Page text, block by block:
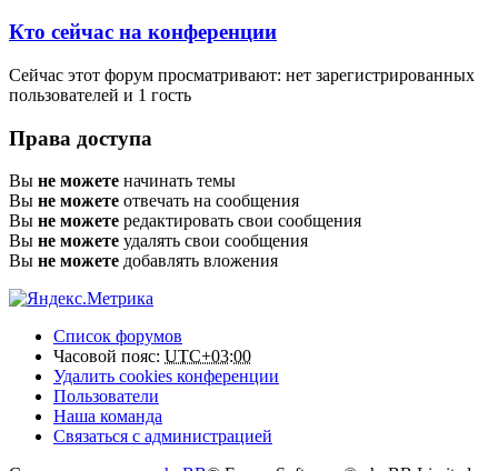
Кто сейчас на конференции
Сейчас этот форум просматривают: нет зарегистрированных
пользователей и 1 гость
Права доступа
Вы не можете начинать темы
Вы не можете отвечать на сообщения
Вы не можете редактировать свои сообщения
Вы не можете удалять свои сообщения
Вы не можете добавлять вложения
Список форумов
Часовой пояс: UTC+03:00
Удалить cookies конференции
Пользователи
Наша команда
Связаться с администрацией